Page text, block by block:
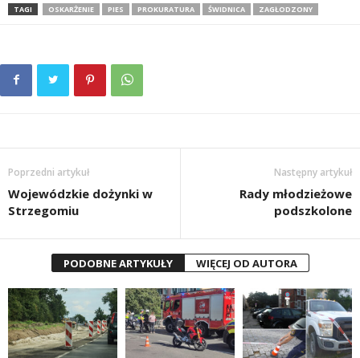
TAGI OSKARŻENIE PIES PROKURATURA ŚWIDNICA ZAGŁODZONY
Poprzedni artykuł
Wojewódzkie dożynki w
Strzegomiu
Następny artykuł
Rady młodzieżowe
podszkolone
PODOBNE ARTYKUŁY WIĘCEJ OD AUTORA